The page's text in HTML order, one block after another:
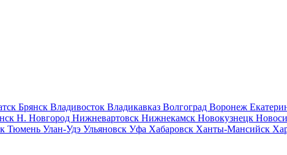
Брянск Владивосток Владикавказ Волгоград Воронеж
Н. Новгород Нижневартовск Нижнекамск Новокузнецк
Тюмень Улан-Удэ Ульяновск Уфа Хабаровск Ханты-Мансийск